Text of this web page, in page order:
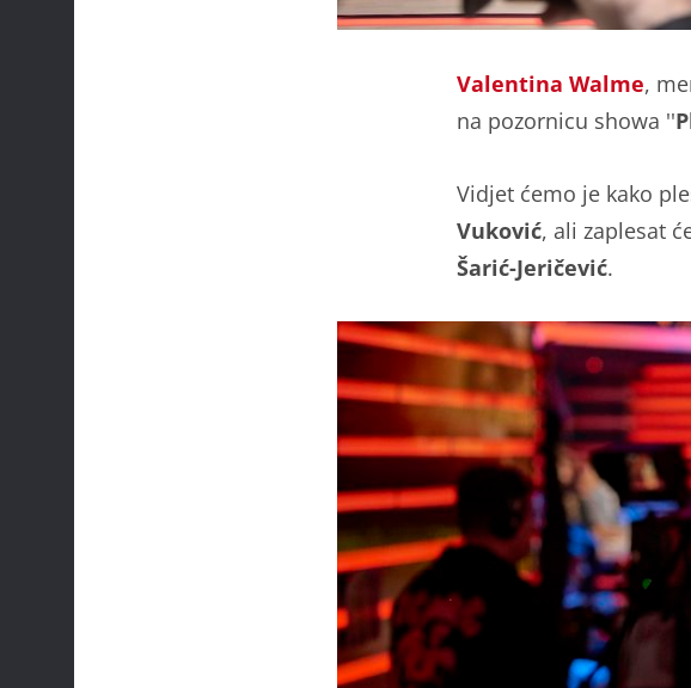
Valentina Walme,
na pozornicu showa ''
Vidjet ćemo je kako
Vuković, ali zaplesat
Šarić-Jeričević.